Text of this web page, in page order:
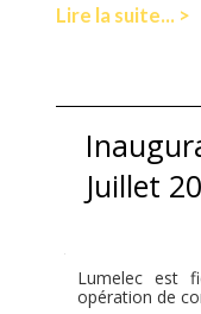
Lire la suite... >
Juillet
Lumelec est
opération de